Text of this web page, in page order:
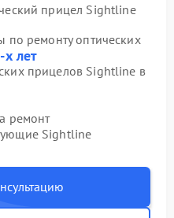
прицел Sightline
по ремонту оптических
лет
прицелов Sightline в
ремонт
Sightline